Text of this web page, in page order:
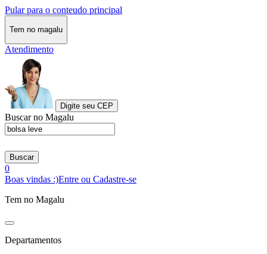
Pular para o conteudo principal
Tem no magalu
Atendimento
Digite seu CEP
Buscar no Magalu
Buscar
0
Boas vindas :)Entre ou Cadastre-se
Tem no Magalu
Departamentos